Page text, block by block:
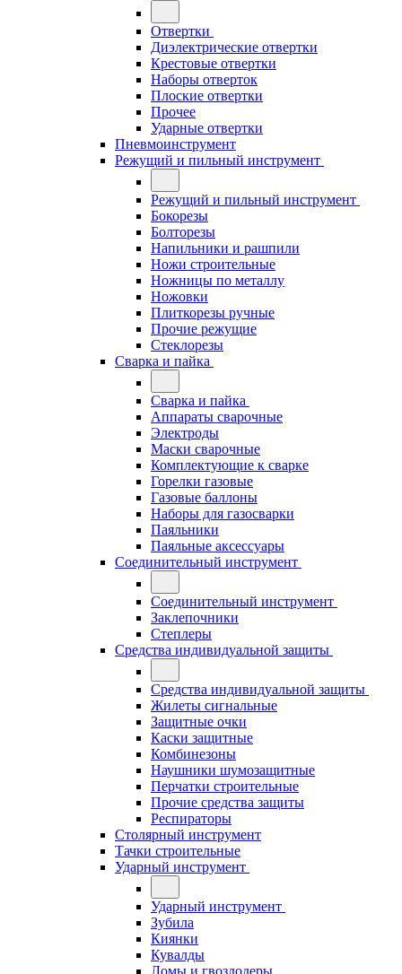
Отвертки
Диэлектрические отвертки
Крестовые отвертки
Наборы отверток
Плоские отвертки
Прочее
Ударные отвертки
Пневмоинструмент
Режущий и пильный инструмент
Режущий и пильный инструмент
Бокорезы
Болторезы
Напильники и рашпили
Ножи строительные
Ножницы по металлу
Ножовки
Плиткорезы ручные
Прочие режущие
Стеклорезы
Сварка и пайка
Сварка и пайка
Аппараты сварочные
Электроды
Маски сварочные
Комплектующие к сварке
Горелки газовые
Газовые баллоны
Наборы для газосварки
Паяльники
Паяльные аксессуары
Соединительный инструмент
Соединительный инструмент
Заклепочники
Степлеры
Средства индивидуальной защиты
Средства индивидуальной защиты
Жилеты сигнальные
Защитные очки
Каски защитные
Комбинезоны
Наушники шумозащитные
Перчатки строительные
Прочие средства защиты
Респираторы
Столярный инструмент
Тачки строительные
Ударный инструмент
Ударный инструмент
Зубила
Киянки
Кувалды
Ломы и гвоздодеры